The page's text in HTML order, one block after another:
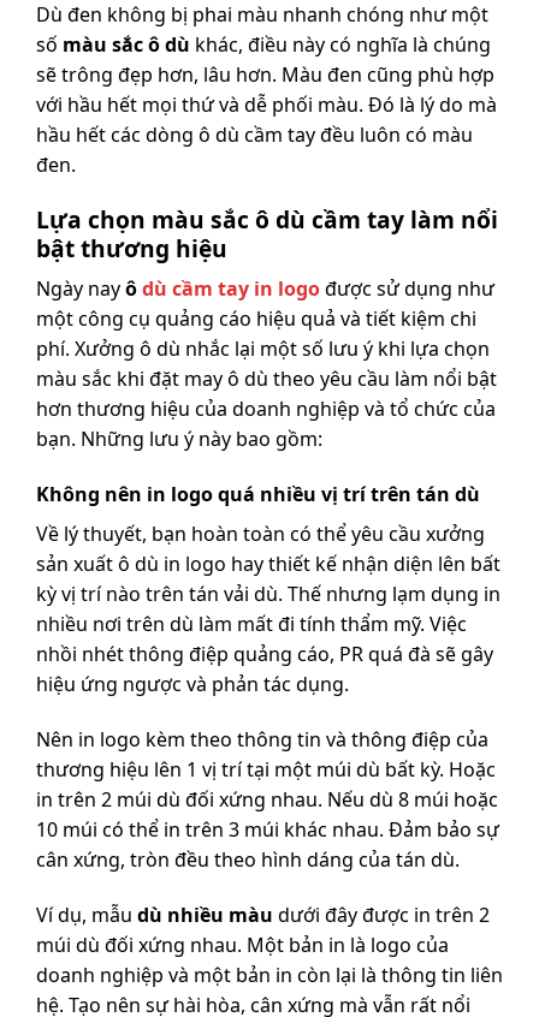
Dù đen không bị phai màu nhanh chóng như một
số màu sắc ô dù khác, điều này có nghĩa là chúng
sẽ trông đẹp hơn, lâu hơn. Màu đen cũng phù hợp
với hầu hết mọi thứ và dễ phối màu. Đó là lý do mà
hầu hết các dòng ô dù cầm tay đều luôn có màu
đen.
Lựa chọn màu sắc ô dù cầm tay làm nổi
bật thương hiệu
Ngày nayôdù cầm tay in logođược sử dụng như
một công cụ quảng cáo hiệu quả và tiết kiệm chi
phí. Xưởng ô dù nhắc lại một số lưu ý khi lựa chọn
màu sắc khi đặt may ô dù theo yêu cầu làm nổi bật
hơn thương hiệu của doanh nghiệp và tổ chức của
bạn. Những lưu ý này bao gồm:
Không nên in logo quá nhiều vị trí trên tán dù
Về lý thuyết, bạn hoàn toàn có thể yêu cầu xưởng
sản xuất ô dù in logo hay thiết kế nhận diện lên bất
kỳ vị trí nào trên tán vải dù. Thế nhưng lạm dụng in
nhiều nơi trên dù làm mất đi tính thẩm mỹ. Việc
nhồi nhét thông điệp quảng cáo, PR quá đà sẽ gây
hiệu ứng ngược và phản tác dụng.
Nên in logo kèm theo thông tin và thông điệp của
thương hiệu lên 1 vị trí tại một múi dù bất kỳ. Hoặc
in trên 2 múi dù đối xứng nhau. Nếu dù 8 múi hoặc
10 múi có thể in trên 3 múi khác nhau. Đảm bảo sự
cân xứng, tròn đều theo hình dáng của tán dù.
Ví dụ, mẫu dù nhiều màu dưới đây được in trên 2
múi dù đối xứng nhau. Một bản in là logo của
doanh nghiệp và một bản in còn lại là thông tin liên
hệ. Tạo nên sự hài hòa, cân xứng mà vẫn rất nổi